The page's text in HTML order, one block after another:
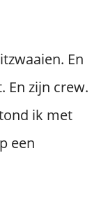
En
En zijn crew.
ik met
een